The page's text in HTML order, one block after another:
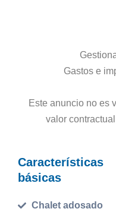
Gastos e
Este anuncio no es
valor
Características
básicas
Chalet adosado